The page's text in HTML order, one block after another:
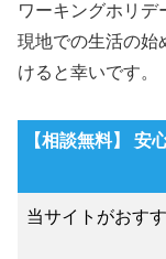
ワーキングホリデ
現地での生活の始
けると幸いです。
【相談無料】 安
当サイトがおす